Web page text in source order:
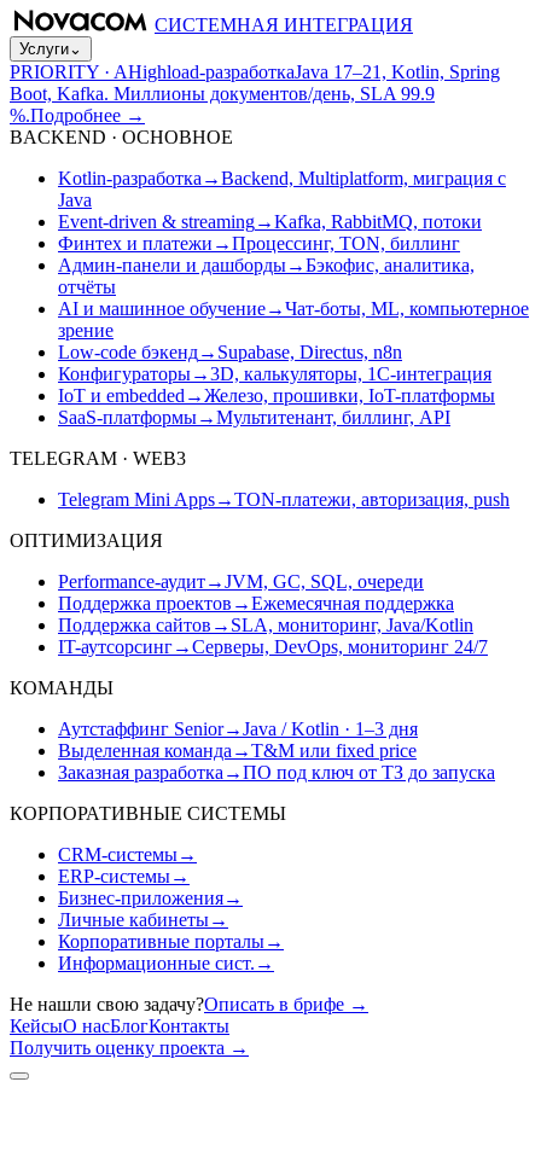
СИСТЕМНАЯ ИНТЕГРАЦИЯ
Услуги⌄
PRIORITY · AHighload-разработкаJava 17–21, Kotlin, Spring
Boot, Kafka. Миллионы документов/день, SLA 99.9
%.Подробнее →
BACKEND · ОСНОВНОЕ
Kotlin-разработка →Backend, Multiplatform, миграция с
Java
Event-driven & streaming→Kafka, RabbitMQ, потоки
Финтех и платежи →Процессинг, TON, биллинг
Админ-панели и дашборды→Бэкофис, аналитика,
отчёты
AI и машинное обучение→Чат-боты, ML, компьютерное
зрение
Low-code бэкенд→ Supabase, Directus, n8n
Конфигураторы→3D, калькуляторы, 1С-интеграция
IoT и embedded →Железо, прошивки, IoT-платформы
SaaS-платформы→Мультитенант, биллинг, API
TELEGRAM · WEB3
Telegram Mini Apps→TON-платежи, авторизация, push
ОПТИМИЗАЦИЯ
Performance-аудит→JVM, GC, SQL, очереди
Поддержка проектов →Ежемесячная поддержка
Поддержка сайтов → SLA, мониторинг, Java/Kotlin
IT-аутсорсинг→Серверы, DevOps, мониторинг 24/7
КОМАНДЫ
Аутстаффинг Senior→Java / Kotlin · 1–3 дня
Выделенная команда →T&M или fixed price
Заказная разработка →ПО под ключ от ТЗ до запуска
КОРПОРАТИВНЫЕ СИСТЕМЫ
CRM-системы→
ERP-системы→
Бизнес-приложения→
Личные кабинеты→
Корпоративные порталы→
Информационные сист. →
Не нашли свою задачу?Описать в брифе →
КейсыО насБлогКонтакты
Получить оценку проекта →